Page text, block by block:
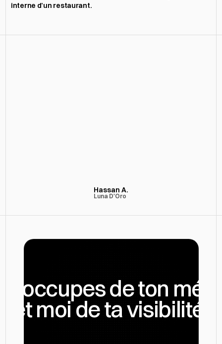
interne d’un restaurant.
Hassan A.
Luna D'Oro
t’occupes de ton
et moi de ta visibilité.